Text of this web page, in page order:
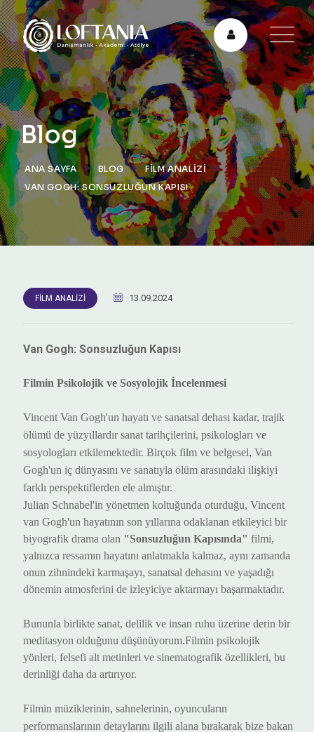
Blog
ANA SAYFA BLOG
FILM ANALIZI
VAN GOGH: SONSUZLUĞUN KAPISI
FILM ANALIZI 13.09.2024
Van Gogh: Sonsuzluğun Kapısı
Filmin Psikolojik ve Sosyolojik İncelenmesi
Vincent Van Gogh'un hayatı ve sanatsal dehası kadar, trajik
ölümü de yüzyıllardır sanat tarihçilerini, psikologları ve
sosyologları etkilemektedir. Birçok film ve belgesel, Van
Gogh'un iç dünyasını ve sanatıyla ölüm arasındaki ilişkiyi
farklı perspektiflerden ele almıştır.
Julian Schnabel'in yönetmen koltuğunda oturduğu, Vincent
van Gogh'un hayatının son yıllarına odaklanan etkileyici bir
biyografik drama olan "Sonsuzluğun Kapısında" filmi,
yalnızca ressamın hayatını anlatmakla kalmaz, aynı zamanda
onun zihnindeki karmaşayı, sanatsal dehasını ve yaşadığı
dönemin atmosferini de izleyiciye aktarmayı başarmaktadır.
Bununla birlikte sanat, delilik ve insan ruhu üzerine derin bir
meditasyon olduğunu düşünüyorum.Filmin psikolojik
yönleri, felsefi alt metinleri ve sinematografik özellikleri, bu
derinliği daha da artırıyor.
Filmin müziklerinin, sahnelerinin, oyuncuların
performanslarının detaylarını ilgili alana bırakarak bize bakan